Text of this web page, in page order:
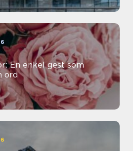
En enkel gest som
ord